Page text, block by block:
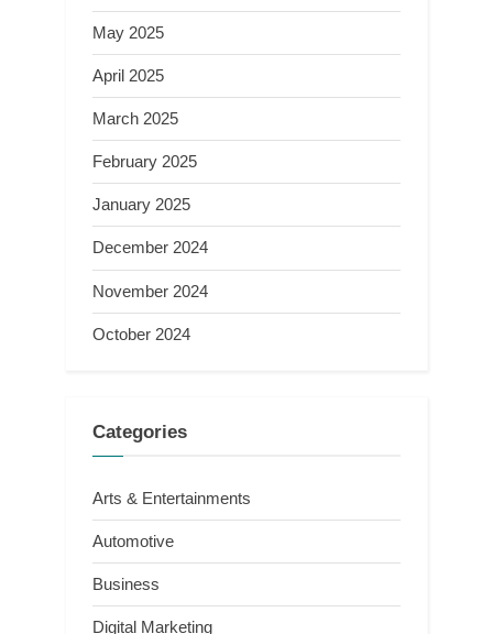
May 2025
April 2025
March 2025
February 2025
January 2025
December 2024
November 2024
October 2024
Categories
Arts & Entertainments
Automotive
Business
Digital Marketing